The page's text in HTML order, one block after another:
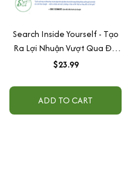
Search Inside Yourself - Tạo
Ra Lợi Nhuận Vượt Qua Đại
Dương Và Thay Đổi Thế Giới
$23.99
ADD TO CART